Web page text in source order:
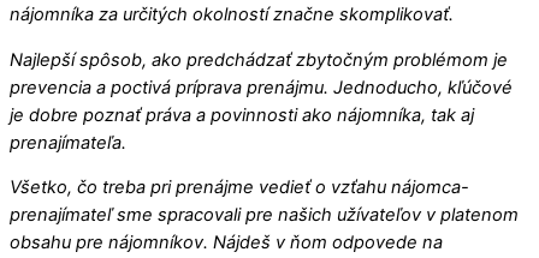
nájomníka za určitých okolností značne skomplikovať.
Najlepší spôsob, ako predchádzať zbytočným problémom je
prevencia a poctivá príprava prenájmu. Jednoducho, kľúčové
je dobre poznať práva a povinnosti ako nájomníka, tak aj
prenajímateľa.
Všetko, čo treba pri prenájme vedieť o vzťahu nájomca-
prenajímateľ sme spracovali pre našich užívateľov v platenom
obsahu pre nájomníkov. Nájdeš v ňom odpovede na